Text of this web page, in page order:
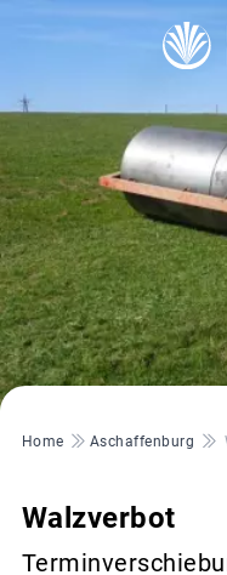
Pfadnavigation
Home Aschaffenburg
Walzverbot